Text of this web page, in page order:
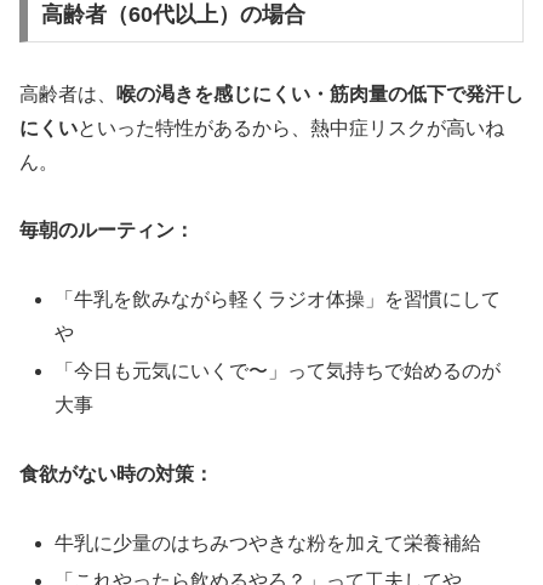
高齢者（60代以上）の場合
高齢者は、
喉の渇きを感じにくい・筋肉量の低下で発汗し
にくいといった特性があるから、熱中症リスクが高いね
ん。
毎朝のルーティン：
「牛乳を飲みながら軽くラジオ体操」を習慣にして
や
「今日も元気にいくで〜」って気持ちで始めるのが
大事
食欲がない時の対策：
牛乳に少量のはちみつやきな粉を加えて栄養補給